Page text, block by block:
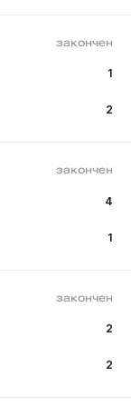
закончен
1
2
закончен
4
1
закончен
2
2